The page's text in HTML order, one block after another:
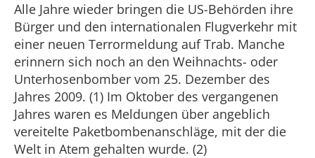
Alle Jahre wieder bringen die US-Behörden ihre
Bürger und den internationalen Flugverkehr mit
einer neuen Terrormeldung auf Trab. Manche
erinnern sich noch an den Weihnachts- oder
Unterhosenbomber vom 25. Dezember des
Jahres 2009. (1) Im Oktober des vergangenen
Jahres waren es Meldungen über angeblich
vereitelte Paketbombenanschläge, mit der die
Welt in Atem gehalten wurde. (2)